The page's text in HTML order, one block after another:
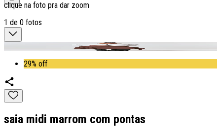
clique na foto pra dar zoom
1 de 0 fotos
29% off
saia midi marrom com pontas